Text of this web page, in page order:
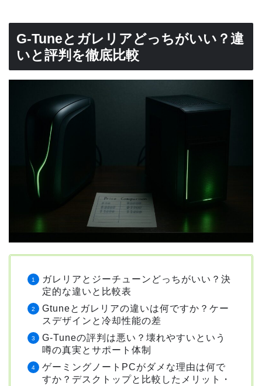
G-Tuneとガレリアどっちがいい？違
いと評判を徹底比較
ガレリアとジーチューンどっちがいい？決
定的な違いと比較表
Gtuneとガレリアの違いは何ですか？ケー
スデザインと冷却性能の差
G-Tuneの評判は悪い？壊れやすいという
噂の真実とサポート体制
ゲーミングノートPCがダメな理由は何で
すか？デスクトップと比較したメリット・